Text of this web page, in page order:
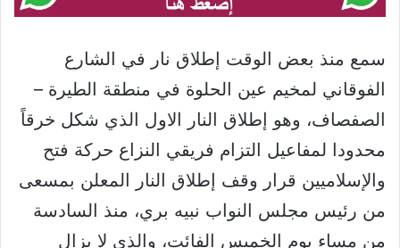
سمع منذ بعض الوقت إطلاق نار في الشارع
الفوقاني لمخيم عين الحلوة في منطقة الطيرة –
الصفصاف، وهو إطلاق النار الاول الذي شكل خرقاً
محدودا لمفاعيل التزام فريقي النزاع حركة فتح
والإسلاميين قرار وقف إطلاق النار المعلن بمسعى
من رئيس مجلس النواب نبيه بري، منذ السادسة
من مساء يوم الخميس الفائت، والذي لا يزال